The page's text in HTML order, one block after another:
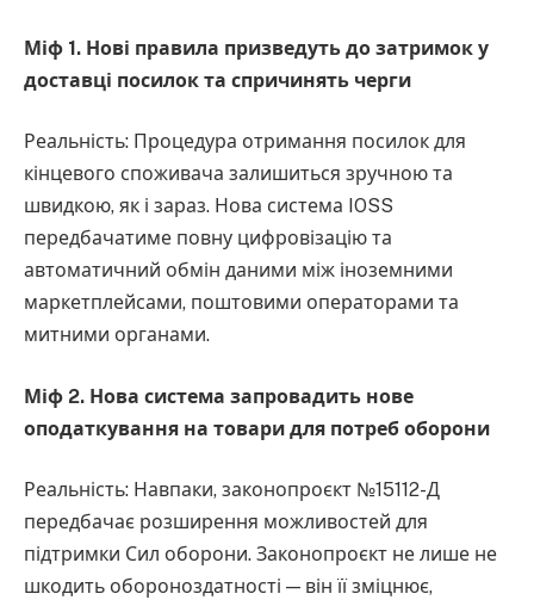
Міф 1. Нові правила призведуть до затримок у
доставці посилок та спричинять черги
Реальність: Процедура отримання посилок для
кінцевого споживача залишиться зручною та
швидкою, як і зараз. Нова система IOSS
передбачатиме повну цифровізацію та
автоматичний обмін даними між іноземними
маркетплейсами, поштовими операторами та
митними органами.
Міф 2. Нова система запровадить нове
оподаткування на товари для потреб оборони
Реальність: Навпаки, законопроєкт №15112-Д
передбачає розширення можливостей для
підтримки Сил оборони. Законопроєкт не лише не
шкодить обороноздатності — він її зміцнює,